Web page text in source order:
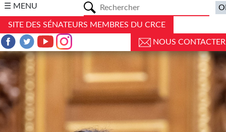
☰ MENU
SITE DES SÉNATEURS MEMBRES DU CRCE
NOUS CONTACTER